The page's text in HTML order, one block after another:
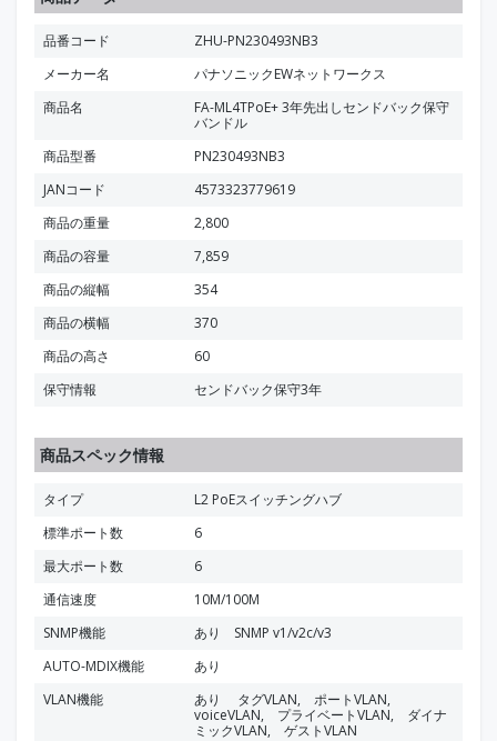
品番コード
ZHU-PN230493NB3
メーカー名
パナソニックEWネットワークス
商品名
FA-ML4TPoE+ 3年先出しセンドバック保守
バンドル
商品型番
PN230493NB3
JANコード
4573323779619
商品の重量
2,800
商品の容量
7,859
商品の縦幅
354
商品の横幅
370
商品の高さ
60
保守情報
センドバック保守3年
商品スペック情報
タイプ
L2 PoEスイッチングハブ
標準ポート数
6
最大ポート数
6
通信速度
10M/100M
SNMP機能
あり SNMP v1/v2c/v3
AUTO-MDIX機能
あり
VLAN機能
あり タグVLAN, ポートVLAN,
voiceVLAN, プライベートVLAN, ダイナ
ミックVLAN, ゲストVLAN